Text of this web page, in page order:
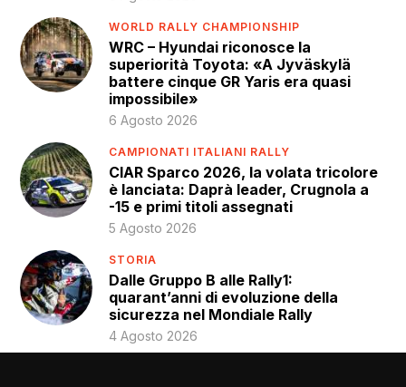
WORLD RALLY CHAMPIONSHIP
WRC – Hyundai riconosce la
superiorità Toyota: «A Jyväskylä
battere cinque GR Yaris era quasi
impossibile»
6 Agosto 2026
CAMPIONATI ITALIANI RALLY
CIAR Sparco 2026, la volata tricolore
è lanciata: Daprà leader, Crugnola a
-15 e primi titoli assegnati
5 Agosto 2026
STORIA
Dalle Gruppo B alle Rally1:
quarant’anni di evoluzione della
sicurezza nel Mondiale Rally
4 Agosto 2026